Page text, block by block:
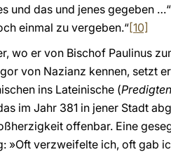
und das und jenes gegeben …“
einmal zu vergeben.“[10]
wo er von Bischof Paulinus
von Nazianz kennen, setzt
ins Lateinische (Predigten
im Jahr 381 in jener Stadt
offenbar. Eine
»Oft verzweifelte ich, oft gab